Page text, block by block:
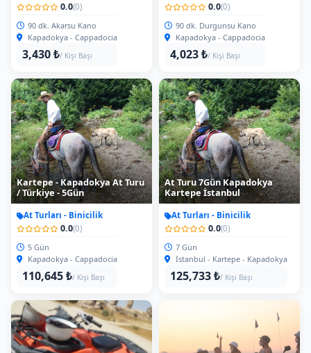
0.0(0)
90 dk. Akarsu Kano
Kapadokya - Cappadocia
3,430 ₺/ Kişi Başı
0.0(0)
90 dk. Durgunsu Kano
Kapadokya - Cappadocia
4,023 ₺/ Kişi Başı
Kartepe - Kapadokya At Turu
/ Türkiye - 5Gün
At Turları - Binicilik
0.0(0)
5 Gün
Kapadokya - Cappadocia
110,645 ₺/ Kişi Başı
At Turu 7Gün Kapadokya
Kartepe İstanbul
At Turları - Binicilik
0.0(0)
7 Gün
İstanbul - Kartepe - Kapadokya
125,733 ₺/ Kişi Başı